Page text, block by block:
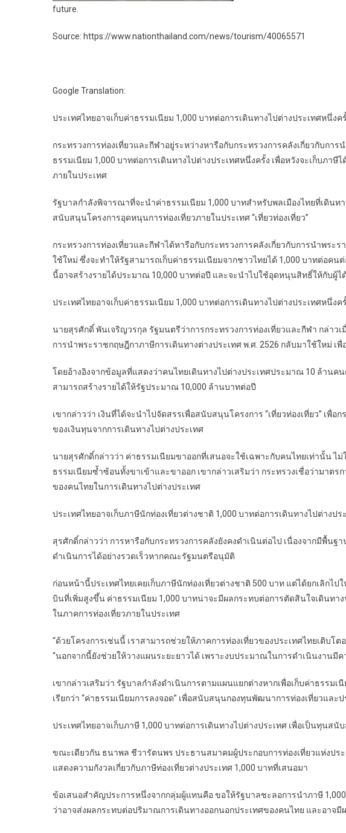
future.
Source: https://www.nationthailand.com/news/tourism/40065571
Google Translation:
ประเทศไทยอาจเก็บค่าธรรมเนียม 1,000 บาทต่อการเดินทางไปต่างประเทศหนึ่งค
กระทรวงการท่องเที่ยวและกีฬาอยู่ระหว่างหารือกับกระทรวงการคลังเกี่ยวกับกา
ธรรมเนียม 1,000 บาทต่อการเดินทางไปต่างประเทศหนึ่งครั้ง เพื่อหวังจะเก็บภา
ภายในประเทศ
รัฐบาลกำลังพิจารณาที่จะนำค่าธรรมเนียม 1,000 บาทสำหรับพลเมืองไทยที่เดินท
สนับสนุนโครงการอุดหนุนการท่องเที่ยวภายในประเทศ “เที่ยวท่องเที่ยว”
กระทรวงการท่องเที่ยวและกีฬาได้หารือกับกระทรวงการคลังเกี่ยวกับการนำพร
ใช้ใหม่ ซึ่งจะทำให้รัฐสามารถเก็บค่าธรรมเนียมจากชาวไทยได้ 1,000 บาทต่อค
นี้อาจสร้างรายได้ประมาณ 10,000 บาทต่อปี และจะนำไปใช้อุดหนุนสิทธิ์ให้กับผู้ไ
ประเทศไทยอาจเก็บค่าธรรมเนียม 1,000 บาทต่อการเดินทางไปต่างประเทศหนึ่งค
นายสุรศักดิ์ พันเจริญวรกุล รัฐมนตรีว่าการกระทรวงการท่องเที่ยวและกีฬา กล่าว
การนำพระราชกฤษฎีกาภาษีการเดินทางต่างประเทศ พ.ศ. 2526 กลับมาใช้ใหม่ เ
โดยอ้างอิงจากข้อมูลที่แสดงว่าคนไทยเดินทางไปต่างประเทศประมาณ 10 ล้านค
สามารถสร้างรายได้ให้รัฐประมาณ 10,000 ล้านบาทต่อปี
เขากล่าวว่า เงินที่ได้จะนำไปจัดสรรเพื่อสนับสนุนโครงการ “เที่ยวท่องเที่ยว” เพื่
ของเงินทุนจากการเดินทางไปต่างประเทศ
นายสุรศักดิ์กล่าวว่า ค่าธรรมเนียมขาออกที่เสนอจะใช้เฉพาะกับคนไทยเท่านั้น ไม่
ธรรมเนียมซ้ำซ้อนทั้งขาเข้าและขาออก เขากล่าวเสริมว่า กระทรวงเชื่อว่ามาต
ของคนไทยในการเดินทางไปต่างประเทศ
ประเทศไทยอาจเก็บภาษีนักท่องเที่ยวต่างชาติ 1,000 บาทต่อการเดินทางไปต่างปร
สุรศักดิ์กล่าวว่า การหารือกับกระทรวงการคลังยังคงดำเนินต่อไป เนื่องจากมีพื้น
ดำเนินการได้อย่างรวดเร็วหากคณะรัฐมนตรีอนุมัติ
ก่อนหน้านี้ประเทศไทยเคยเก็บภาษีนักท่องเที่ยวต่างชาติ 500 บาท แต่ได้ยกเลิกไป
บินที่เพิ่มสูงขึ้น ค่าธรรมเนียม 1,000 บาทน่าจะมีผลกระทบต่อการตัดสินใจเดินทา
ในภาคการท่องเที่ยวภายในประเทศ
“ด้วยโครงการเช่นนี้ เราสามารถช่วยให้ภาคการท่องเที่ยวของประเทศไทยเติบโ
“นอกจากนี้ยังช่วยให้วางแผนระยะยาวได้ เพราะงบประมาณในการดำเนินงานมีค
เขากล่าวเสริมว่า รัฐบาลกำลังดำเนินการตามแผนแยกต่างหากเพื่อเก็บค่าธรรมเ
เรียกว่า “ค่าธรรมเนียมการลงจอด” เพื่อสนับสนุนกองทุนพัฒนาการท่องเที่ยวและ
ประเทศไทยอาจเก็บภาษี 1,000 บาทต่อการเดินทางไปต่างประเทศ เพื่อเป็นทุนสนับ
ขณะเดียวกัน ธนาพล ชีวารัตนพร ประธานสมาคมผู้ประกอบการท่องเที่ยวแห่งปร
แสดงความกังวลเกี่ยวกับภาษีท่องเที่ยวต่างประเทศ 1,000 บาทที่เสนอมา
ข้อเสนอสำคัญประการหนึ่งจากกลุ่มผู้แทนคือ ขอให้รัฐบาลชะลอการนำภาษี
ว่าอาจส่งผลกระทบต่อปริมาณการเดินทางออกนอกประเทศของคนไทย และอาจ